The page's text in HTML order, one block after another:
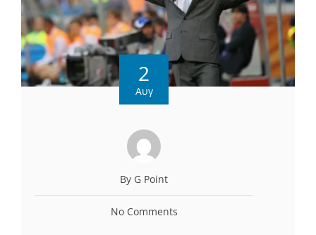
2
Αυγ
By G Point
No Comments